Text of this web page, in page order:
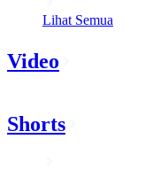
Lihat Semua
Video
Shorts